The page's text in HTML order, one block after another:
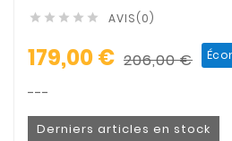
     AVIS(0)
179,00 € 206,00 €
---
Derniers articles en stock